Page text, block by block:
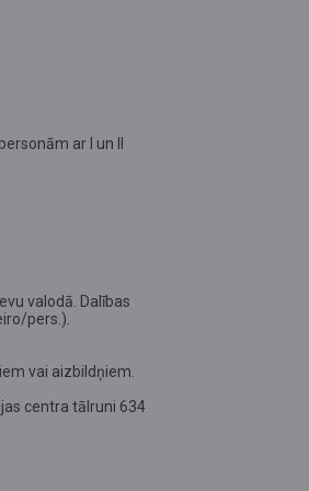
ar I un II
valodā. Dalības
pers.).
vai aizbildņiem.
centra tālruni 634